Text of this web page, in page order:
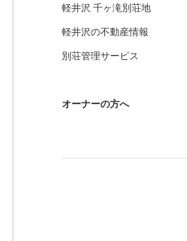
軽井沢 千ヶ滝別荘地
軽井沢の不動産情報
別荘管理サービス
オーナーの方へ